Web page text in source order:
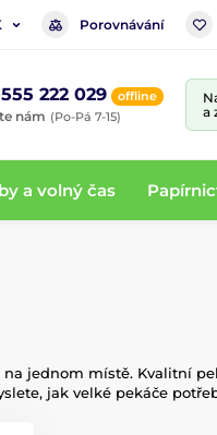
Porovnávání
222 029 offline
nám (Po-Pá 7-15)
a
a volný čas
jednom místě. Kvalitní
jak velké pekáče